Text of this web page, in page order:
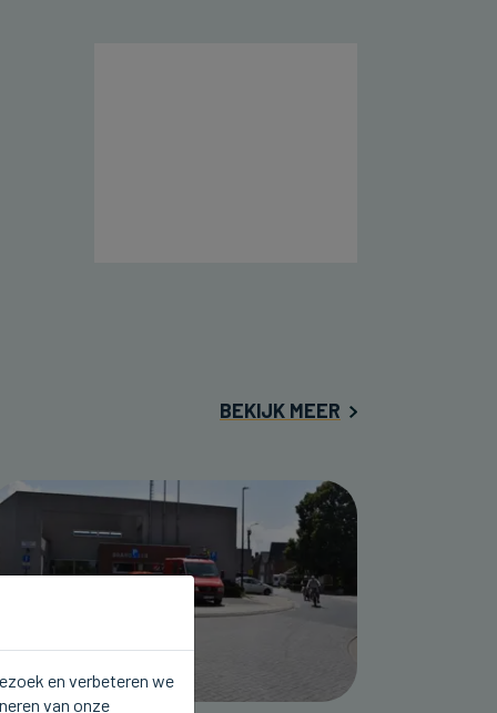
BEKIJK MEER
en verbeteren we
van onze